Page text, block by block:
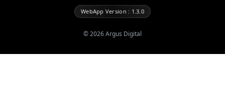
WebApp Version : 1.3.0
©2026Argus Digital